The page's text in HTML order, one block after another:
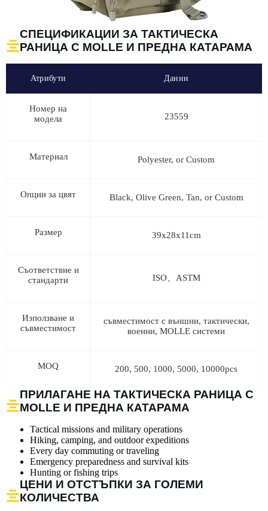
СПЕЦИФИКАЦИИ ЗА ТАКТИЧЕСКА
РАНИЦА С MOLLE И ПРЕДНА КАТАРАМА
Атрибути Данни
Номер на
модела
23559
Материал Polyester, or Custom
Опции за цвят Black, Olive Green, Tan, or Custom
Размер 39x28x11cm
Съответствие и
стандарти
ISO、ASTM
Използване и
съвместимост
съвместимост с външни, тактически,
военни, MOLLE системи
MOQ 200, 500, 1000, 5000, 10000pcs
ПРИЛАГАНЕ НА ТАКТИЧЕСКА РАНИЦА С
MOLLE И ПРЕДНА КАТАРАМА
Tactical missions and military operations
Hiking, camping, and outdoor expeditions
Every day commuting or traveling
Emergency preparedness and survival kits
Hunting or fishing trips
ЦЕНИ И ОТСТЪПКИ ЗА ГОЛЕМИ
КОЛИЧЕСТВА